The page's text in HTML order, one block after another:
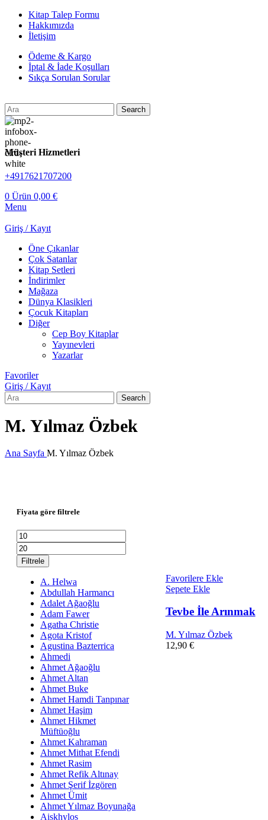
Kitap Talep Formu
Hakkımızda
İletişim
Ödeme & Kargo
İptal & İade Koşulları
Sıkça Sorulan Sorular
Search
Müşteri Hizmetleri
+4917621707200
0 Ürün 0,00 €
Menu
Giriş / Kayıt
Öne Çıkanlar
Çok Satanlar
Kitap Setleri
İndirimler
Mağaza
Dünya Klasikleri
Çocuk Kitapları
Diğer
Cep Boy Kitaplar
Yayınevleri
Yazarlar
Favoriler
Giriş / Kayıt
Search
M. Yılmaz Özbek
Ana Sayfa M. Yılmaz Özbek
Fiyata göre filtrele
En
düşük
fiyat
yüksek
fiyat
Filtrele
A. Helwa
Abdullah Harmancı
Adalet Ağaoğlu
Adam Fawer
Agatha Christie
Agota Kristof
Agustina Bazterrica
Ahmedi
Ahmet Ağaoğlu
Ahmet Altan
Ahmet Buke
Ahmet Hamdi Tanpınar
Ahmet Haşim
Ahmet Hikmet
Müftüoğlu
Ahmet Kahraman
Ahmet Mithat Efendi
Ahmet Rasim
Ahmet Refik Altınay
Ahmet Şerif İzgören
Ahmet Ümit
Ahmet Yılmaz Boyunağa
Aiskhylos
Favorilere Ekle
Sepete Ekle
Tevbe İle Arınmak
M. Yılmaz Özbek
12,90 €